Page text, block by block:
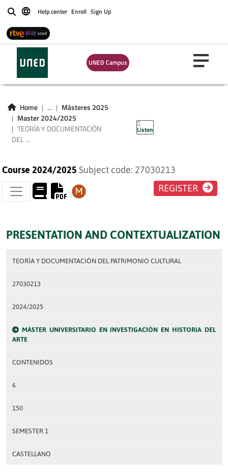
BuscarHelp center Enroll Sign Up
UNED Campus
Home ...
Másteres 2025
Master 2024/2025
TEORÍA Y DOCUMENTACIÓN
DEL ...
Listen
TEORÍA Y
DOCUMENTACIÓN
DEL PATRIMONIO
CULTURAL
Course 2024/2025 Subject code: 27030213
REGISTER
PRESENTATION AND CONTEXTUALIZATION
TEORÍA Y DOCUMENTACIÓN DEL PATRIMONIO CULTURAL
27030213
2024/2025
MÁSTER UNIVERSITARIO EN INVESTIGACIÓN EN HISTORIA DEL
ARTE
CONTENIDOS
6
150
SEMESTER 1
CASTELLANO